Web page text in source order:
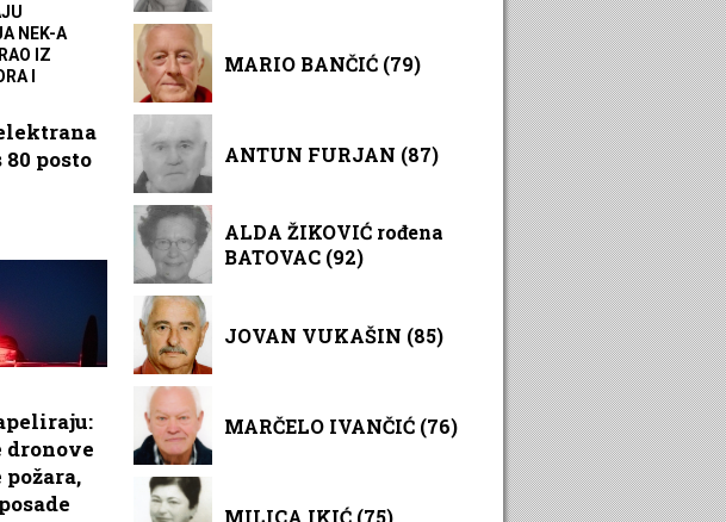
NEK-A
IZ
I
posto
MARIO BANČIĆ (79)
ANTUN FURJAN (87)
ALDA ŽIKOVIĆ rođena
BATOVAC (92)
JOVAN VUKAŠIN (85)
MARČELO IVANČIĆ (76)
MILICA IKIĆ (75)